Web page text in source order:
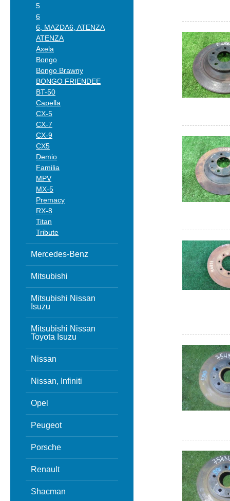
5
6
6, MAZDA6, ATENZA
ATENZA
Axela
Bongo
Bongo Brawny
BONGO FRIENDEE
BT-50
Capella
CX-5
CX-7
CX-9
CX5
Demio
Familia
MPV
MX-5
Premacy
RX-8
Titan
Tribute
Mercedes-Benz
Mitsubishi
Mitsubishi Nissan
Isuzu
Mitsubishi Nissan
Toyota Isuzu
Nissan
Nissan, Infiniti
Opel
Peugeot
Porsche
Renault
Shacman